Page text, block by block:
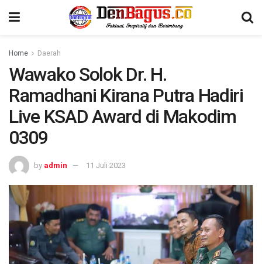
Home Daerah
Wawako Solok Dr. H.
Ramadhani Kirana Putra Hadiri
Live KSAD Award di Makodim
0309
by admin 11 Juli 2023